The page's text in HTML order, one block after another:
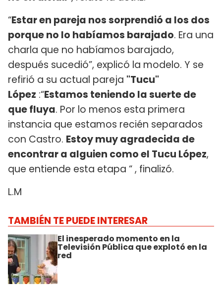
“Estar en pareja nos sorprendió a los dos
porque no lo habíamos barajado. Era una
charla que no habíamos barajado,
después sucedió”, explicó la modelo. Y se
refirió a su actual pareja "Tucu"
López :“Estamos teniendo la suerte de
que fluya. Por lo menos esta primera
instancia que estamos recién separados
con Castro. Estoy muy agradecida de
encontrar a alguien como el Tucu López,
que entiende esta etapa “ , finalizó.
L.M
TAMBIÉN TE PUEDE INTERESAR
El inesperado momento en la
Televisión Pública que explotó en la
red